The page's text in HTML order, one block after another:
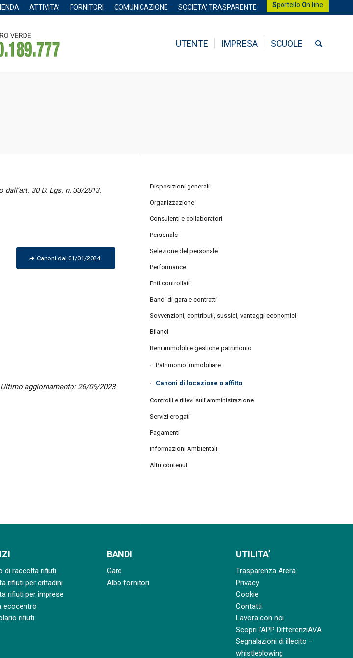
ATTIVITA’ FORNITORI COMUNICAZIONE SOCIETA’ TRASPARENTE Sportello On ine
UTENTE IMPRESA SCUOLE
30 D. Lgs. n. 33/2013.
Canoni dal 01/01/2024
Ultimo aggiornamento: 26/06/2023
Disposizioni generali
Organizzazione
Consulenti e collaboratori
Personale
Selezione del personale
Performance
Enti controllati
Bandi di gara e contratti
Sovvenzioni, contributi, sussidi, vantaggi economici
Bilanci
Beni immobili e gestione patrimonio
Patrimonio immobiliare
Canoni di locazione o affitto
Controlli e rilievi sull’amministrazione
Servizi erogati
Pagamenti
Informazioni Ambientali
Altri contenuti
di raccolta rifiuti
rifiuti per cittadini
rifiuti per imprese
ecocentro
rifiuti
BANDI
Gare
Albo fornitori
UTILITA’
Trasparenza Arera
Privacy
Cookie
Contatti
Lavora con noi
Scopri l’APP DifferenziAVA
Segnalazioni di illecito –
whistleblowing